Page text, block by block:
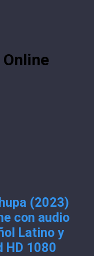
(2023)
con audio
Latino y
HD 1080